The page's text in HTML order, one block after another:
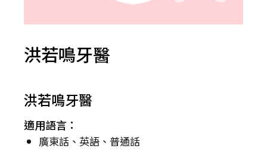
洪若鳴牙醫
洪若鳴牙醫
適用語言：
廣東話、英語、普通話